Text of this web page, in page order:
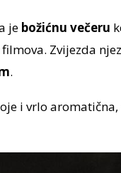
je božićnu večeru
Zvijezda
.
i vrlo